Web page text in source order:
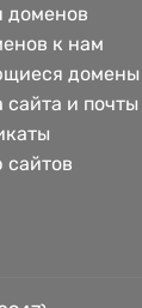
доменов
к нам
домены
сайта и почты
сайтов